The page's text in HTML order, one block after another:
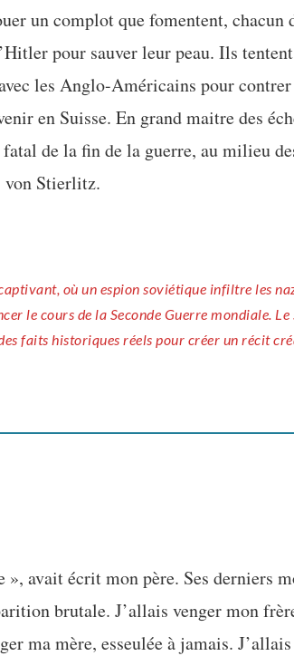
un complot que fomentent, chacun
pour sauver leur peau. Ils
les Anglo-Américains pour
en Suisse. En grand maitre des
de la fin de la guerre, au milieu
von Stierlitz.
le cours de la Seconde Guerre mondiale.
faits historiques réels pour créer un récit
», avait écrit mon père. Ses derniers
brutale. J’allais venger mon
ma mère, esseulée à jamais.